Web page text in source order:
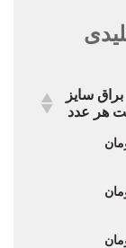
سایز
سایز